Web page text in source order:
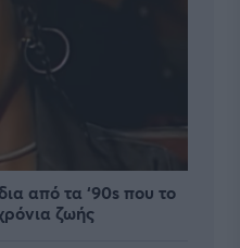
από τα ‘90s που το
ζωής